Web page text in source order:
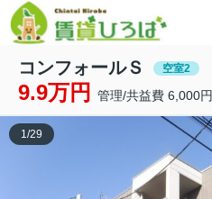
コンフォールＳ 空室2
9.9万円 管理/共益費 6,000円
1/29